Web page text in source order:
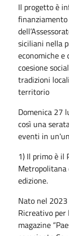
Il progetto è
siciliani nella
economiche
coesione
tradizioni
territorio
Domenica 27
così una
eventi in
1) Il primo è il
Metropolitana
edizione.
Nato nel
Ricreativo per
magazine